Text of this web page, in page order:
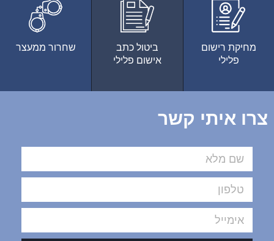
מחיקת רישום
פלילי
ביטול כתב
אישום פלילי
שחרור ממעצר
צרו איתי קשר